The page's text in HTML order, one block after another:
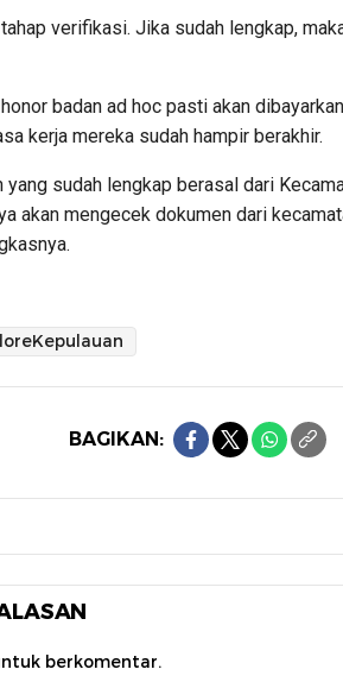
verifikasi. Jika sudah lengkap,
badan ad hoc pasti akan
kerja mereka sudah hampir berakhir.
yang sudah lengkap berasal dari
akan mengecek dokumen dari
BAGIKAN:
berkomentar.